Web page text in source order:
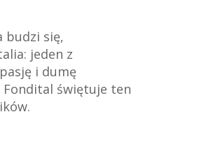
budzi się,
jeden z
i dumę
Fondital świętuje ten